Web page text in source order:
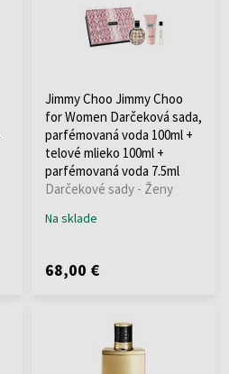
Jimmy Choo Jimmy Choo
for Women Darčeková sada,
parfémovaná voda 100ml +
telové mlieko 100ml +
parfémovaná voda 7.5ml
Darčekové sady - Ženy
Na sklade
68,00 €